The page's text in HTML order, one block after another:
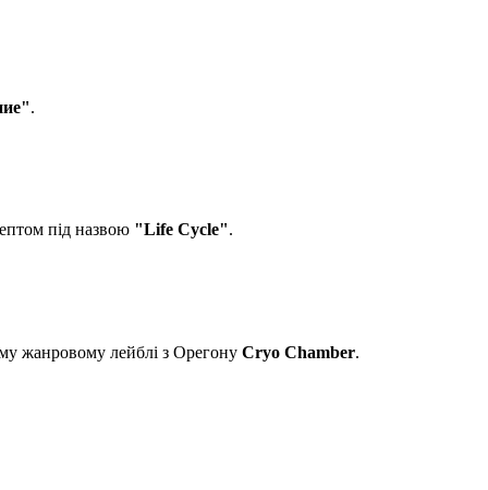
.
під назвою "Life Cycle".
жанровому лейблі з Орегону Cryo Chamber.